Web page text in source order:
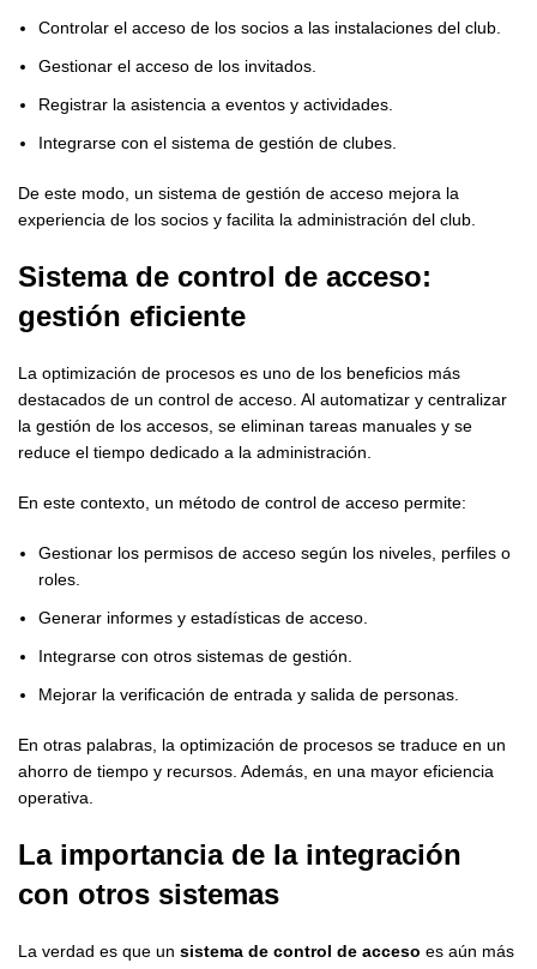
Controlar el acceso de los socios a las instalaciones del club.
Gestionar el acceso de los invitados.
Registrar la asistencia a eventos y actividades.
Integrarse con el sistema de gestión de clubes.
De este modo, un sistema de gestión de acceso mejora la
experiencia de los socios y facilita la administración del club.
Sistema de control de acceso:
gestión eficiente
La optimización de procesos es uno de los beneficios más
destacados de un control de acceso. Al automatizar y centralizar
la gestión de los accesos, se eliminan tareas manuales y se
reduce el tiempo dedicado a la administración.
En este contexto, un método de control de acceso permite:
Gestionar los permisos de acceso según los niveles, perfiles o
roles.
Generar informes y estadísticas de acceso.
Integrarse con otros sistemas de gestión.
Mejorar la verificación de entrada y salida de personas.
En otras palabras, la optimización de procesos se traduce en un
ahorro de tiempo y recursos. Además, en una mayor eficiencia
operativa.
La importancia de la integración
con otros sistemas
La verdad es que un sistema de control de acceso es aún más